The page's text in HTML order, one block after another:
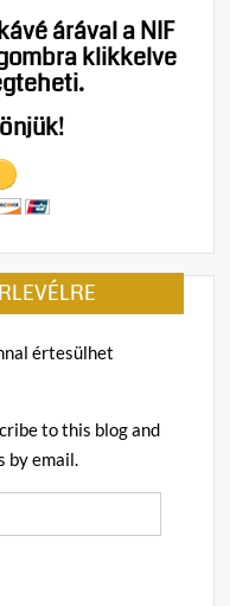
árával a NIF
klikkelve
értesülhet
to this blog and
by email.